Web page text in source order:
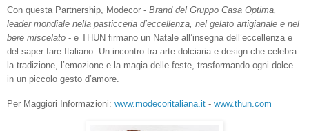
Con questa Partnership, Modecor - Brand del Gruppo Casa Optima,
leader mondiale nella pasticceria d’eccellenza, nel gelato artigianale e nel
bere miscelato - e THUN firmano un Natale all’insegna dell’eccellenza e
del saper fare Italiano . Un incontro tra arte dolciaria e design che celebra
la tradizione, l’emozione e la magia delle feste, trasformando ogni dolce
in un piccolo gesto d’amore.
Per Maggiori Informazioni: www.modecoritaliana.it - www.thun.com